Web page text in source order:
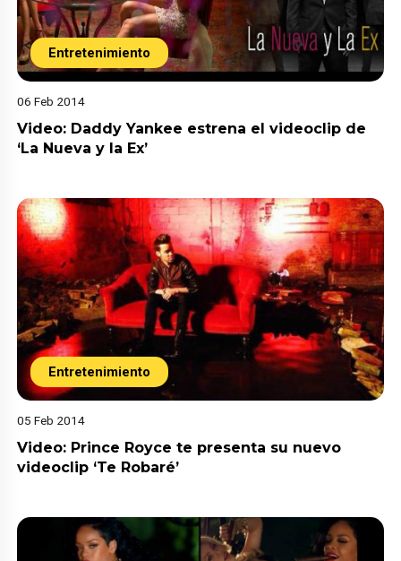
Entretenimiento
06 Feb 2014
Video: Daddy Yankee estrena el videoclip de
‘La Nueva y la Ex’
Entretenimiento
05 Feb 2014
Video: Prince Royce te presenta su nuevo
videoclip ‘Te Robaré’